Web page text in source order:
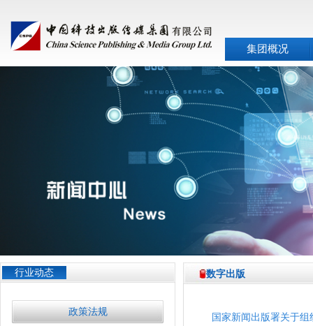
集团概况
行业动态
政策法规
数字出版
国家新闻出版署关于